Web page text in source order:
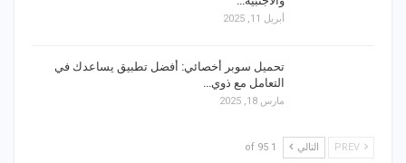
أبريل 11, 2025
تحميل سوبر أخصائي: أفضل تطبيق يساعدك في
التعامل مع ذوي…
مارس 18, 2025
التالي 1 of 95